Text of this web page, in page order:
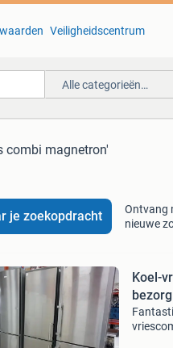
Veiligheidscentrum
Alle categorieën…
combi magnetron'
je zoekopdracht
Ontvang
nieuwe
Koel-